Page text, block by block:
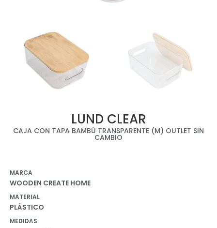
LUND CLEAR
CAJA CON TAPA BAMBÚ TRANSPARENTE (M) OUTLET SIN
CAMBIO
MARCA
WOODEN CREATE HOME
MATERIAL
PLÁSTICO
MEDIDAS